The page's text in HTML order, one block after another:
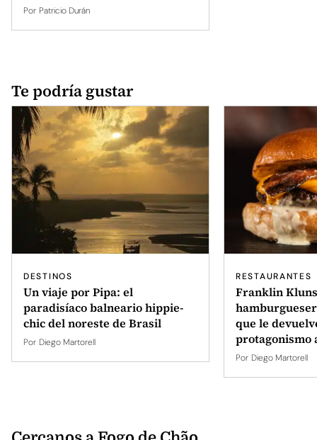
Por Patricio Durán
Te podría gustar
DESTINOS
Un viaje por Pipa: el
paradisíaco balneario hippie-
chic del noreste de Brasil
Por Diego Martorell
RESTAURANTES
Franklin
que le
protagonismo
Por Diego Martorell